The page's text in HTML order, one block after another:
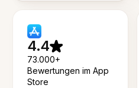
4.4
73.000+
Bewertungen im App
Store